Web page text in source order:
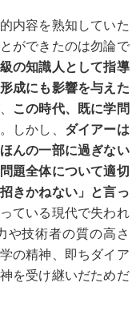
内容を熟知していた
ができたのは勿論で
の知識人として指導
成にも影響を与えた
この時代、既に学問
しかし、 ダイアーは
んの一部に過ぎない
題全体について適切
きかねない」と言っ
ている現代で失われ
や技術者の質の高さ
の精神、即ちダイア
を受け継いだためだ